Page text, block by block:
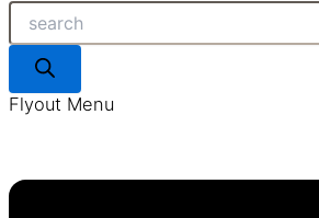
Flyout Menu